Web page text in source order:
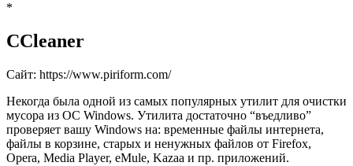
*
CCleaner
Сайт: https://www.piriform.com/
Некогда была одной из самых популярных утилит для очистки
мусора из ОС Windows. Утилита достаточно “въедливо”
проверяет вашу Windows на: временные файлы интернета,
файлы в корзине, старых и ненужных файлов от Firefox,
Opera, Media Player, eMule, Kazaa и пр. приложений.